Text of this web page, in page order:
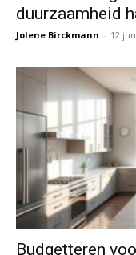
duurzaamheid
Jolene Birckmann - 12
Budgetteren